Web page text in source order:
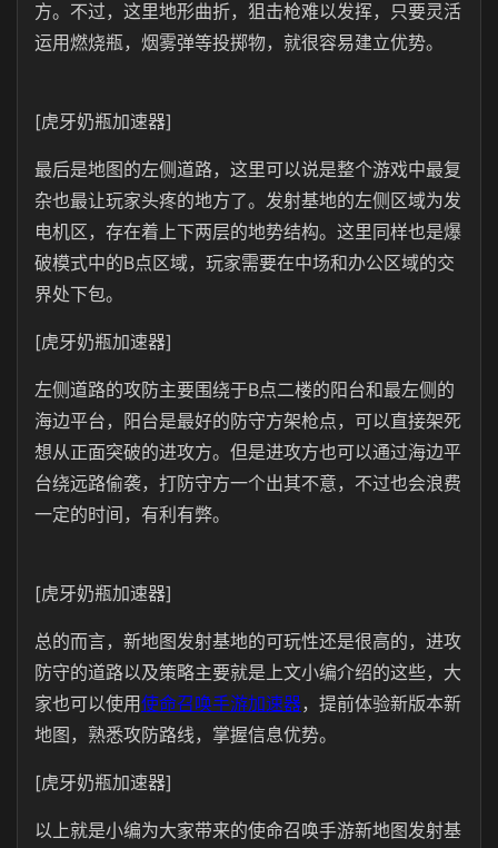
方。不过，这里地形曲折，狙击枪难以发挥，只要灵活
运用燃烧瓶，烟雾弹等投掷物，就很容易建立优势。
[虎牙奶瓶加速器]
最后是地图的左侧道路，这里可以说是整个游戏中最复
杂也最让玩家头疼的地方了。发射基地的左侧区域为发
电机区，存在着上下两层的地势结构。这里同样也是爆
破模式中的B点区域，玩家需要在中场和办公区域的交
界处下包。
[虎牙奶瓶加速器]
左侧道路的攻防主要围绕于B点二楼的阳台和最左侧的
海边平台，阳台是最好的防守方架枪点，可以直接架死
想从正面突破的进攻方。但是进攻方也可以通过海边平
台绕远路偷袭，打防守方一个出其不意，不过也会浪费
一定的时间，有利有弊。
[虎牙奶瓶加速器]
总的而言，新地图发射基地的可玩性还是很高的，进攻
防守的道路以及策略主要就是上文小编介绍的这些，大
家也可以使用使命召唤手游加速器，提前体验新版本新
地图，熟悉攻防路线，掌握信息优势。
[虎牙奶瓶加速器]
以上就是小编为大家带来的使命召唤手游新地图发射基